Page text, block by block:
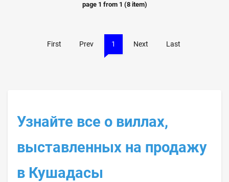
page 1 from 1 (8item)
First Prev 1 Next Last
Узнайте все о виллах,
выставленных на продажу
в Кушадасы